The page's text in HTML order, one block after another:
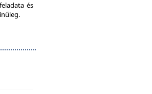
és